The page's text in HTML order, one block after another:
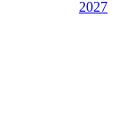
2027